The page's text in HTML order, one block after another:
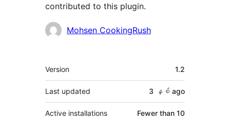
contributed to this plugin.
Contributors
Mohsen CookingRush
Meta
Version 1.2
Last updated 3 နှစ် ago
Active installations Fewer than 10